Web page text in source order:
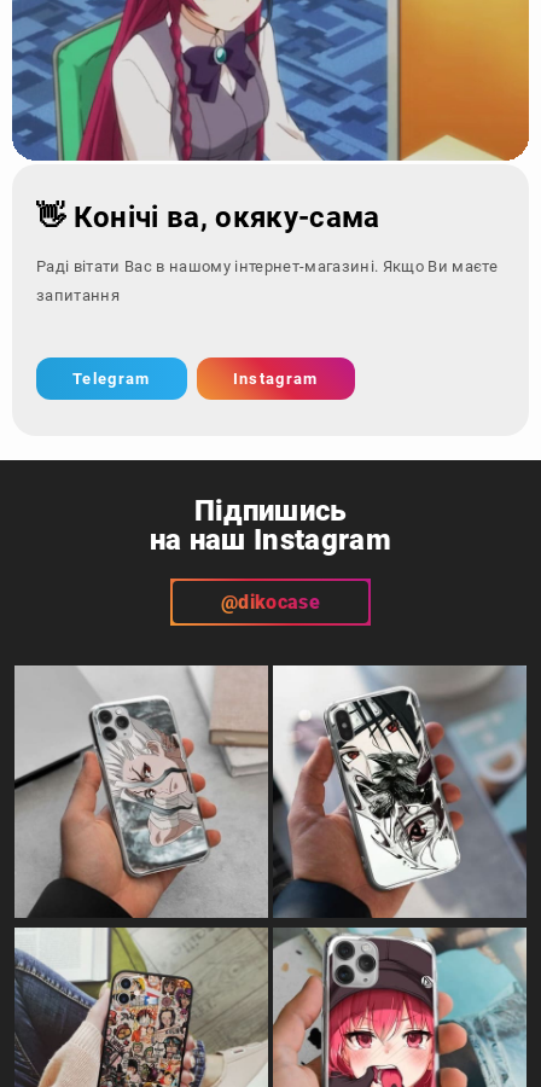
👋 Конічі ва, окяку-сама
Раді вітати Вас в нашому інтернет-магазині. Якщо Ви маєте
запитання - зверніться з
Telegram Instagram
Підпишись
на наш Instagram
@dikocase